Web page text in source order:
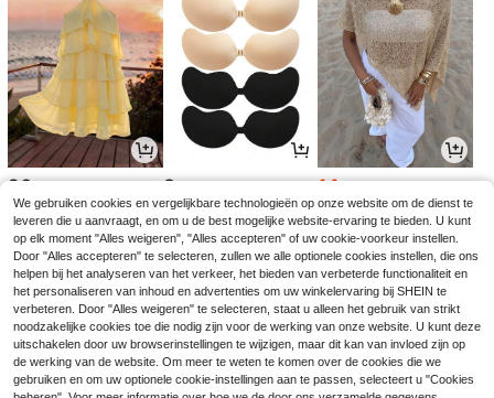
20 3 14
We gebruiken cookies en vergelijkbare technologieën op onze website om de dienst te
leveren die u aanvraagt, en om u de best mogelijke website-ervaring te bieden. U kunt
op elk moment "Alles weigeren", "Alles accepteren" of uw cookie-voorkeur instellen.
Door "Alles accepteren" te selecteren, zullen we alle optionele cookies instellen, die ons
helpen bij het analyseren van het verkeer, het bieden van verbeterde functionaliteit en
het personaliseren van inhoud en advertenties om uw winkelervaring bij SHEIN te
verbeteren. Door "Alles weigeren" te selecteren, staat u alleen het gebruik van strikt
noodzakelijke cookies toe die nodig zijn voor de werking van onze website. U kunt deze
uitschakelen door uw browserinstellingen te wijzigen, maar dit kan van invloed zijn op
de werking van de website. Om meer te weten te komen over de cookies die we
gebruiken en om uw optionele cookie-instellingen aan te passen, selecteert u "Cookies